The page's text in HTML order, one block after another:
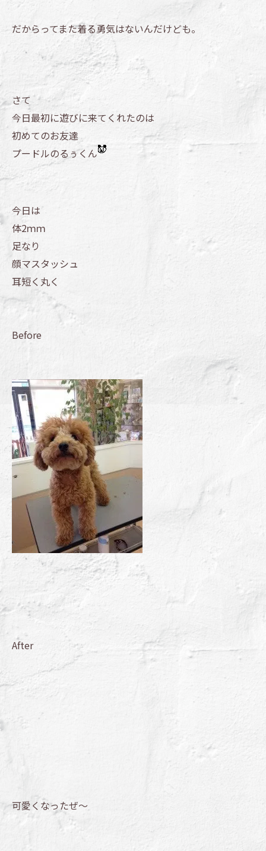
だからってまた着る勇気はないんだけども。
さて
今日最初に遊びに来てくれたのは
初めてのお友達
プードルのるぅくん
今日は
体2ｍｍ
足なり
顔マスタッシュ
耳短く丸く
Before
After
可愛くなったぜ～